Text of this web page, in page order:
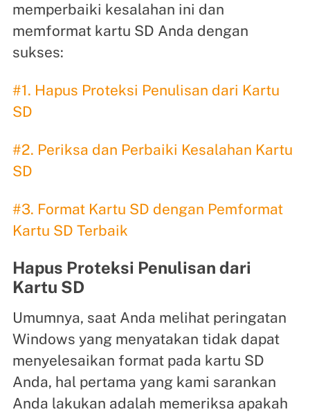
memperbaiki kesalahan ini dan
memformat kartu SD Anda dengan
sukses:
#1. Hapus Proteksi Penulisan dari Kartu
SD
#2. Periksa dan Perbaiki Kesalahan Kartu
SD
#3. Format Kartu SD dengan Pemformat
Kartu SD Terbaik
Hapus Proteksi Penulisan dari
Kartu SD
Umumnya, saat Anda melihat peringatan
Windows yang menyatakan tidak dapat
menyelesaikan format pada kartu SD
Anda, hal pertama yang kami sarankan
Anda lakukan adalah memeriksa apakah